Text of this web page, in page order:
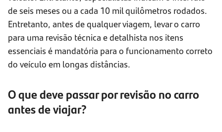
de seis meses ou a cada 10 mil quilômetros rodados.
Entretanto, antes de qualquer viagem, levar o carro
para uma revisão técnica e detalhista nos itens
essenciais é mandatória para o funcionamento correto
do veículo em longas distâncias.
O que deve passar por revisão no carro
antes de viajar?